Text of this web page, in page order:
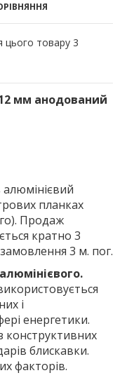
цього товару 3
мм анодований
планках
Продаж
кратно 3
3 м. пог.
і
енергетики.
конструктивних
блискавки.
факторів.